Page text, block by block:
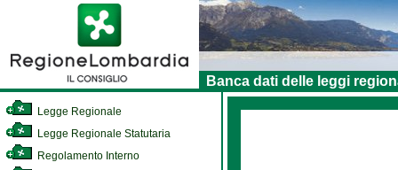
Banca dati delle leggi
Legge Regionale
Legge Regionale Statutaria
Regolamento Interno